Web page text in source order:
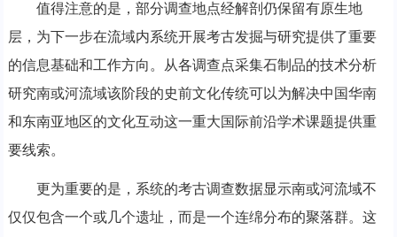
值得注意的是，部分调查地点经解剖仍保留有原生地
层，为下一步在流域内系统开展考古发掘与研究提供了重要
的信息基础和工作方向。从各调查点采集石制品的技术分析
研究南或河流域该阶段的史前文化传统可以为解决中国华南
和东南亚地区的文化互动这一重大国际前沿学术课题提供重
要线索。
更为重要的是，系统的考古调查数据显示南或河流域不
仅仅包含一个或几个遗址，而是一个连绵分布的聚落群。这